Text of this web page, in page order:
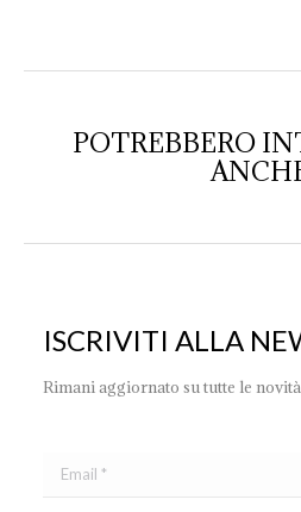
POTREBBERO
ISCRIVITI ALLA
Rimani aggiornato su tutte le